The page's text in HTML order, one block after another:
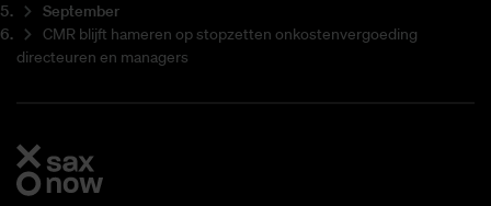
September
CMR blijft hameren op stopzetten onkostenvergoeding
directeuren en managers